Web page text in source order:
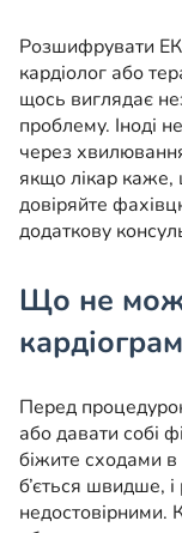
Розшифрувати
кардіолог або
щось виглядає
проблему. Іноді
через
якщо лікар каже,
довіряйте
додаткову
Що не
Перед
або давати собі
біжите сходами
б’ється швидше,